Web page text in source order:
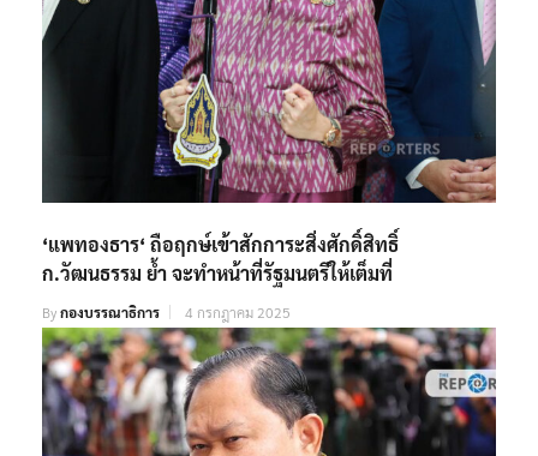
‘แพทองธาร‘ ถือฤกษ์เข้าสักการะสิ่งศักดิ์สิทธิ์
ก.วัฒนธรรม ย้ำ จะทำหน้าที่รัฐมนตรีให้เต็มที่
Byกองบรรณาธิการ 4 กรกฎาคม 2025